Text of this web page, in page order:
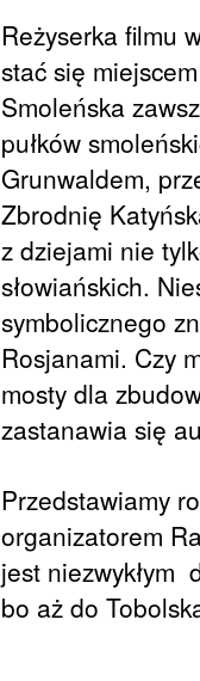
Reżyserka filmu
stać się
Smoleńska
pułków
Grunwaldem,
Zbrodnię
z dziejami nie
słowiańskich.
symbolicznego
Rosjanami. Czy
mosty dla
zastanawia się
Przedstawiamy
organizatorem
jest niezwykłym
bo aż do